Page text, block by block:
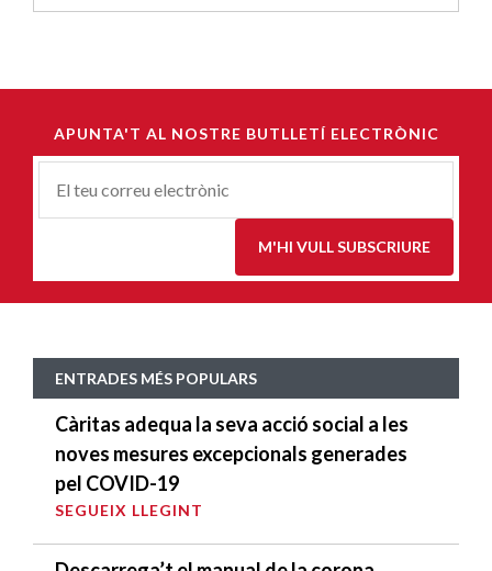
APUNTA'T AL NOSTRE BUTLLETÍ ELECTRÒNIC
Correu-
M'HI VULL SUBSCRIURE
ENTRADES MÉS POPULARS
Càritas adequa la seva acció social a les
noves mesures excepcionals generades
pel COVID-19
SEGUEIX LLEGINT